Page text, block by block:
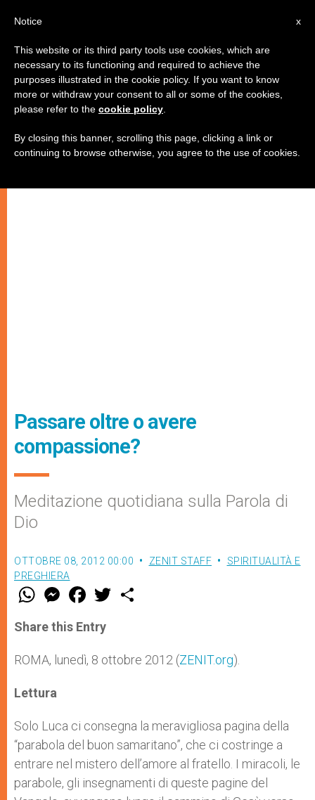
Passare oltre o avere
compassione?
Meditazione quotidiana sulla Parola di
Dio
OTTOBRE 08, 2012 00:00 ZENIT STAFF
SPIRITUALITÀ E
PREGHIERA
W
t
s
p
p
M
e
s
e
g
e
F
a
e
b
o
k
w
r
Share this Entry
ROMA, lunedì, 8 ottobre 2012 (ZENIT.org).
Lettura
Solo Luca ci consegna la meravigliosa pagina della
“parabola del buon samaritano”, che ci costringe a
entrare nel mistero dell’amore al fratello. I miracoli, le
parabole, gli insegnamenti di queste pagine del
x
Notice
This website or its third party tools use cookies, which are
necessary to its functioning and required to achieve the
purposes illustrated in the cookie policy. If you want to know
more or withdraw your consent to all or some of the cookies,
please refer to the cookie policy
By closing this banner, scrolling this page, clicking a link or
continuing to browse otherwise, you agree to the use of cookies.